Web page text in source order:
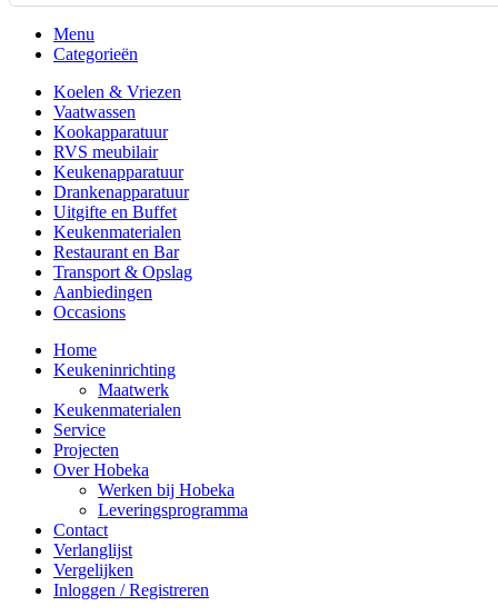
Menu
Categorieën
Koelen & Vriezen
Vaatwassen
Kookapparatuur
RVS meubilair
Keukenapparatuur
Drankenapparatuur
Uitgifte en Buffet
Keukenmaterialen
Restaurant en Bar
Transport & Opslag
Aanbiedingen
Occasions
Home
Keukeninrichting
Maatwerk
Keukenmaterialen
Service
Projecten
Over Hobeka
Werken bij Hobeka
Leveringsprogramma
Contact
Verlanglijst
Vergelijken
Inloggen / Registreren